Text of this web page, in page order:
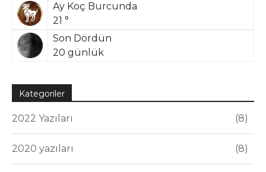
Ay Koç Burcunda
21 °
Son Dördün
20 günlük
Kategoriler
2022 Yazıları 8
2020 yazıları 8